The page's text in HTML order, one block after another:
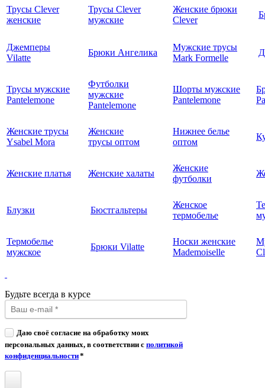
Трусы Clever
женские
Трусы Clever
мужские
Женские брюки
Clever
Джемперы
Vilatte
Брюки Ангелика
Мужские трусы
Mark Formelle
Трусы мужские
Pantelemone
Футболки
мужские
Pantelemone
Шорты мужские
Pantelemone
Женские трусы
Ysabel Mora
Женские
трусы оптом
Нижнее белье
оптом
Женские платья Женские халаты
Женские
футболки
Блузки Бюстгальтеры
Женское
термобелье
Термобелье
мужское
Брюки Vilatte
Носки женские
Mademoiselle
Будьте всегда в курсе
Даю своё согласие на обработку моих
персональных данных, в соответствии с политикой
конфиденциальности*